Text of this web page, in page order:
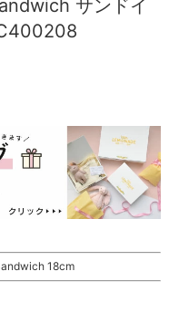
サンドイ
18cm